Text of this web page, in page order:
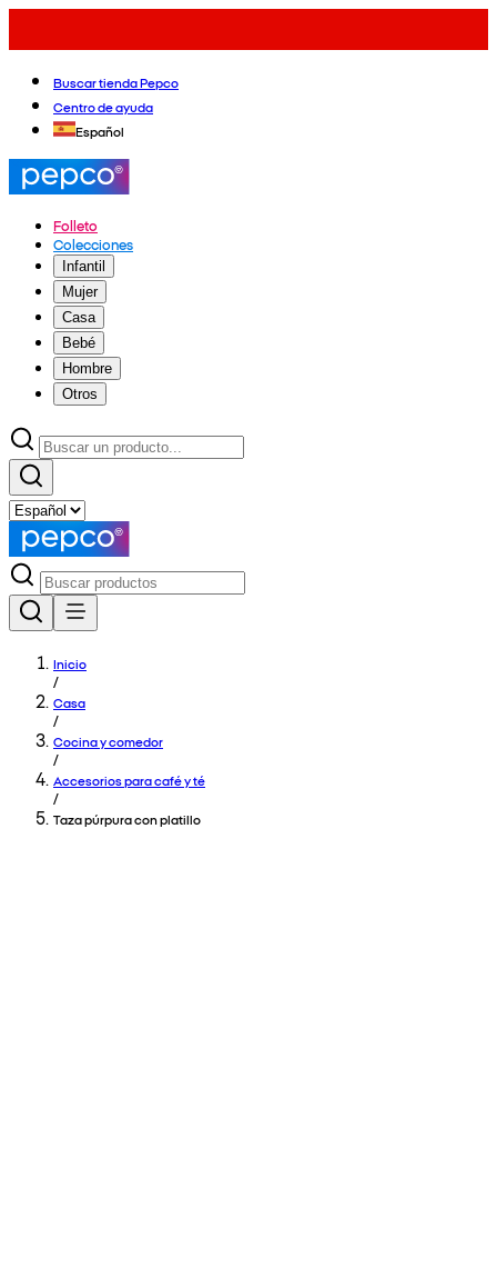
Buscar tienda Pepco
Centro de ayuda
Español
Folleto
Colecciones
Infantil
Mujer
Casa
Bebé
Hombre
Otros
Inicio
/
Casa
/
Cocina y comedor
/
Accesorios para café y té
/
Taza púrpura con platillo